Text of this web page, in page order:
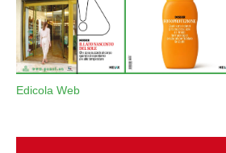
Edicola Web